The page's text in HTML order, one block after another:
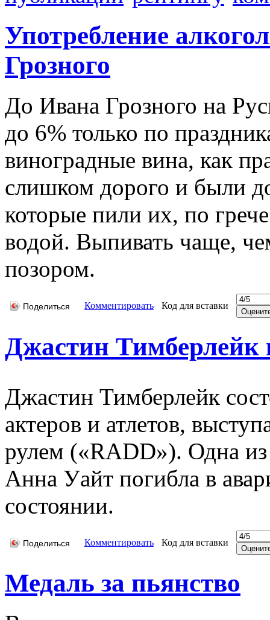
Употребление
Грозного
До Ивана Грозного на
до 6% только по
виноградные вина, как
слишком дорого и были
которые пили их, по
водой. Выпивать чаще,
позором.
Поделиться Комментировать Код для вставки
Джастин Тимберлейк
Джастин Тимберлейк
актеров и атлетов,
рулем («RADD»). Одна
Анна Уайт погибла в
состоянии.
Поделиться Комментировать Код для вставки
Медаль за пьянство